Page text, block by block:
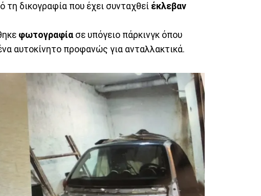
τη δικογραφία που έχει συνταχθεί έκλεβαν
φωτογραφία σε υπόγειο πάρκινγκ όπου
αυτοκίνητο προφανώς για ανταλλακτικά.